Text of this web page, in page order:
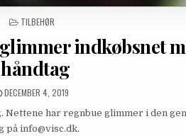
POSTED
TILBEHØR
indkøbsnet
håndtag
PUBLISHED
DECEMBER 4, 2019
Nettene har regnbue glimmer i den
på info@visc.dk.